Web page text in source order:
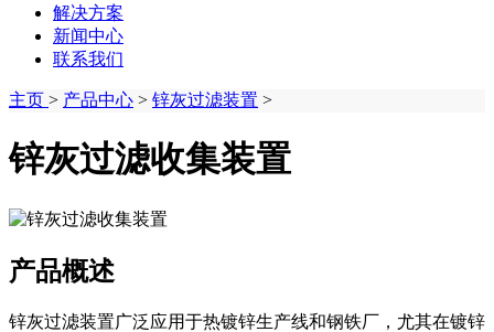
解决方案
新闻中心
联系我们
主页 > 产品中心 > 锌灰过滤装置 >
锌灰过滤收集装置
产品概述
锌灰过滤装置广泛应用于热镀锌生产线和钢铁厂，尤其在镀锌